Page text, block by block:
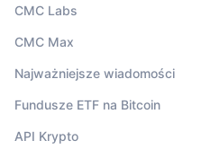
CMC Labs
CMC Max
Najważniejsze wiadomości
Fundusze ETF na Bitcoin
API Krypto